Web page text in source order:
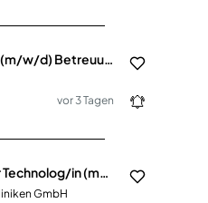
Projektleitung (m/w/d) Betreuung in Schulprojekten Nordbaden
vor 3 Tagen
Medizinische/r Technolog/in (m/w/d) für Radiologie (MTR)
GmbH